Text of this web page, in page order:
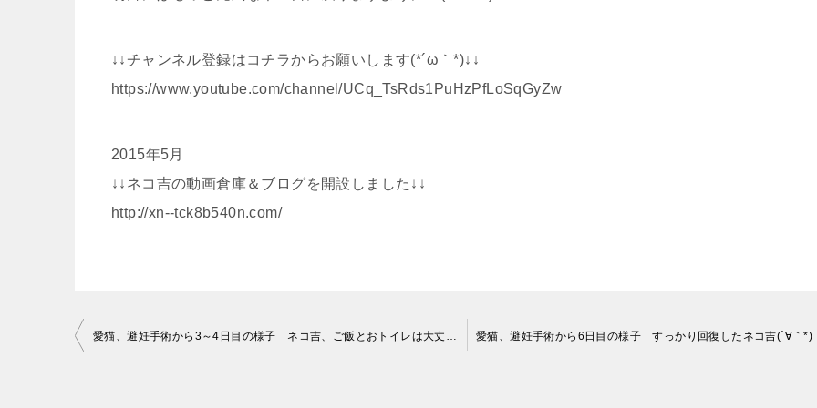
↓↓チャンネル登録はコチラからお願いします(*´ω｀*)↓↓
https://www.youtube.com/channel/UCq_TsRds1PuHzPfLoSqGyZw
2015年5月
↓↓ネコ吉の動画倉庫＆ブログを開設しました↓↓
http://xn--tck8b540n.com/
投
愛猫、避妊手術から3～4日目の様子 ネコ吉、ご飯とおトイレは大丈夫？ Between 3rd and 4th day after the surgery